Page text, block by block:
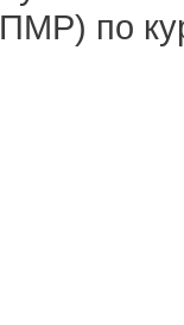
ПМР) по